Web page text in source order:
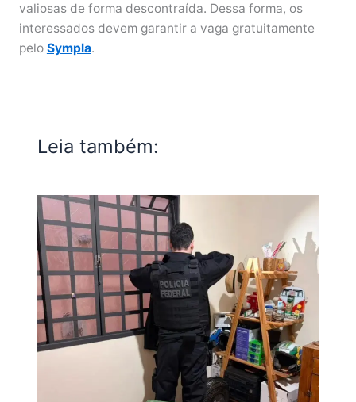
valiosas de forma descontraída. Dessa forma, os
interessados devem garantir a vaga gratuitamente
pelo Sympla.
Leia também: